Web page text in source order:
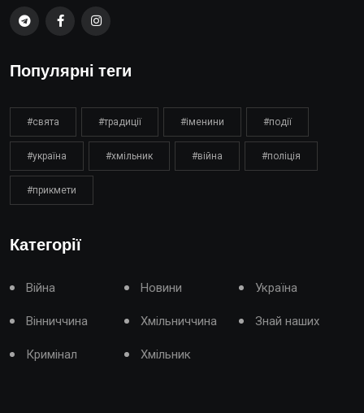
Популярні теги
#свята #традиції #іменини #події
#україна #хмільник #війна #поліція
#прикмети
Категорії
Війна Новини Україна
Вінниччина Хмільниччина Знай наших
Кримінал Хмільник